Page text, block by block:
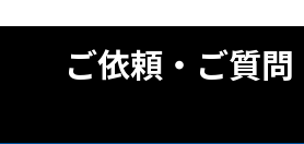
ご依頼・ご質